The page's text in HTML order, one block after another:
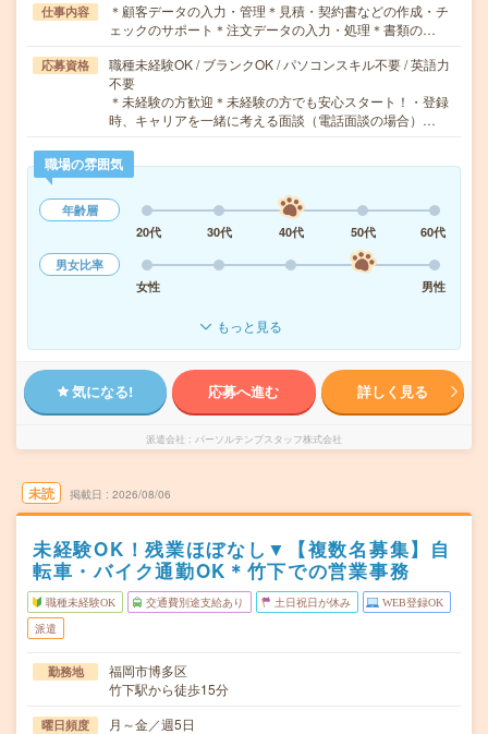
仕事内容
＊顧客データの入力・管理＊見積・契約書などの作成・チ
ェックのサポート＊注文データの入力・処理＊書類の…
応募資格
職種未経験OK / ブランクOK / パソコンスキル不要 / 英語力
不要
＊未経験の方歓迎＊未経験の方でも安心スタート！・登録
時、キャリアを一緒に考える面談（電話面談の場合）…
職場の雰囲気
年齢層
20代
30代 40代 50代
60代
男女比率
女性
男性
もっと見る
気になる! 応募へ進む 詳しく見る
派遣会社 パーソルテンプスタッフ株式会社
未読 掲載日 2026/08/06
未経験OK！残業ほぼなし▼【複数名募集】自
転車・バイク通勤OK＊竹下での営業事務
職種未経験OK 交通費別途支給あり 土日祝日が休み WEB登録OK
派遣
勤務地
福岡市博多区
竹下駅から徒歩15分
曜日頻度 月～金／週5日